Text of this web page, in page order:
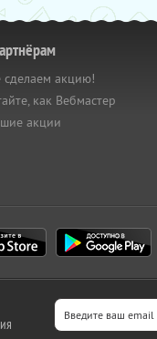
сделаем акцию!
как Вебмастер
акции